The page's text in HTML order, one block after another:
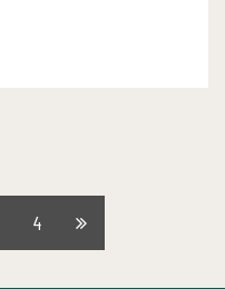
4
Utolsó